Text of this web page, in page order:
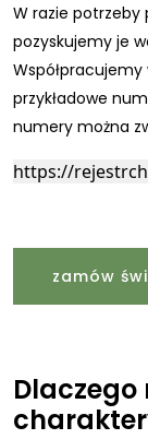
W razie
pozyskujemy je
przykładowe
numery można
https://
zamów